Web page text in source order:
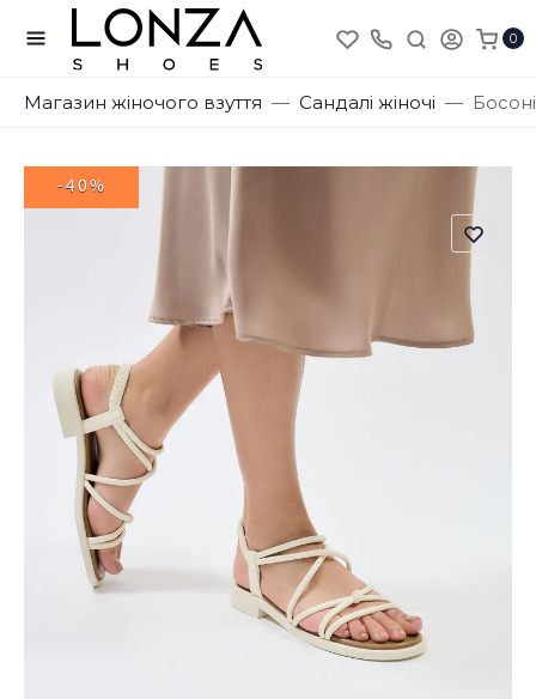
0
Магазин жіночого взуття Сандалі жіночі
-40%